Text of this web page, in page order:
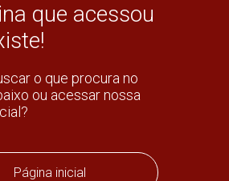
que acessou
o que procura no
ou acessar nossa
Página inicial